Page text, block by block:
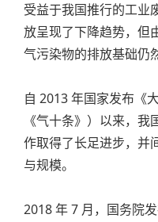
受益于我国推行的工业
放呈现了下降趋势，但
气污染物的排放基础仍
自 2013 年国家发布《
《气十条》）以来，
作取得了长足进步，并
与规模。
2018 年 7 月，国务院